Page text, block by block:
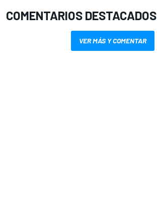
COMENTARIOS DESTACADOS
VER MÁS Y COMENTAR